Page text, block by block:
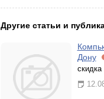
Другие статьи и
Дону